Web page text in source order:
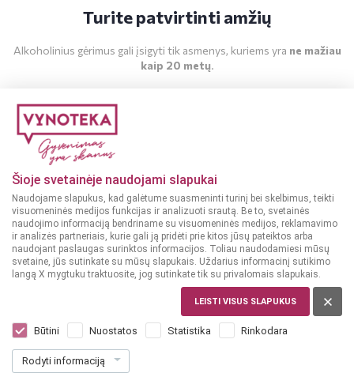
Šioje svetainėje naudojami slapukai
Naudojame slapukus, kad galėtume suasmeninti turinį bei skelbimus, teikti
visuomeninės medijos funkcijas ir analizuoti srautą. Be to, svetainės
naudojimo informaciją bendriname su visuomeninės medijos, reklamavimo
ir analizės partneriais, kurie gali ją pridėti prie kitos jūsų pateiktos arba
naudojant paslaugas surinktos informacijos. Toliau naudodamiesi mūsų
svetaine, jūs sutinkate su mūsų slapukais. Uždarius informacinį sutikimo
langą X mygtuku traktuosite, jog sutinkate tik su privalomais slapukais.
LEISTI VISUS SLAPUKUS
Būtini Nuostatos Statistika Rinkodara
Rodyti informaciją
Turite patvirtinti amžių
Alkoholinius gėrimus gali įsigyti tik asmenys, kuriems yra ne mažiau
kaip 20 metų.
Absolu De Luze Viognier Pays D'oc 0,75 l
Dar nėra balsų, galite įvertinti
49